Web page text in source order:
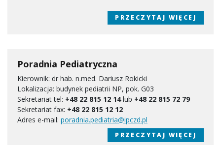
PRZECZYTAJ WIĘCEJ
Poradnia Pediatryczna
Kierownik: dr hab. n.med. Dariusz Rokicki
Lokalizacja: budynek pediatrii NP, pok. G03
Sekretariat tel: +48 22 815 12 14lub +48 22 815 72 79
Sekretariat fax: +48 22 815 12 12
Adres e-mail: poradnia.pediatria@ipczd.pl
PRZECZYTAJ WIĘCEJ